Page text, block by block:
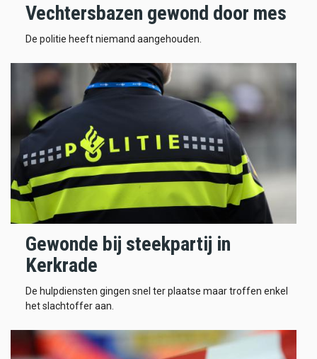
Vechtersbazen gewond door mes
De politie heeft niemand aangehouden.
Gewonde bij steekpartij in
Kerkrade
De hulpdiensten gingen snel ter plaatse maar troffen enkel
het slachtoffer aan.